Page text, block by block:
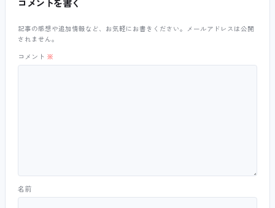
記事の感想や追加情報など、お気軽にお書きください。メールアドレスは公開
されません。
コメント ※
名前